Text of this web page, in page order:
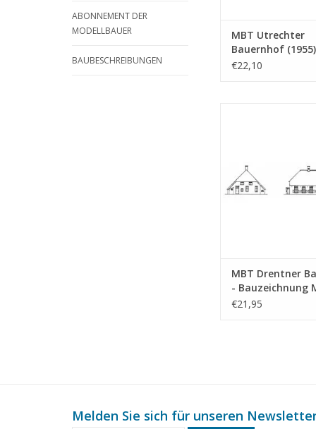
ABONNEMENT DER
MODELLBAUER
BAUBESCHREIBUNGEN
MBT Utrechter
Bauernhof
Bauzeichnung
€22,10
MBT Drentner
- Bauzeichnung
1 : 87 (30.06.005)
€21,95
Melden Sie sich für unseren